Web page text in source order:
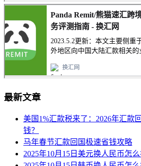
最新文章
美国1%汇款税来了：2026年汇款
钱？
马年春节汇款回国极速省钱攻略
2025年10月15日美元换人民币怎么